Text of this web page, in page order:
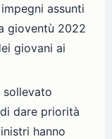
assunti
gioventù 2022
giovani ai
sollevato
dare priorità
hanno